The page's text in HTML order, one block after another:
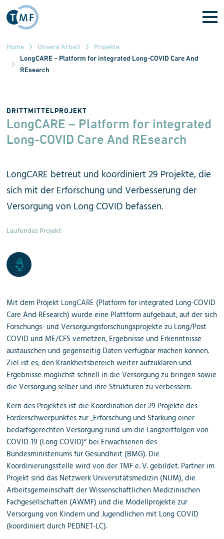
Direkt zum Inhalt
Home Unsere Arbeit
Projekte
LongCARE – Platform for integrated Long-COVID Care And
REsearch
DRITTMITTELPROJEKT
LongCARE – Platform for integrated
Long-COVID Care And REsearch
LongCARE betreut und koordiniert 29 Projekte, die
sich mit der Erforschung und Verbes­serung der
Versorgung von Long COVID befassen.
Laufendes Projekt
Mit dem Projekt LongCARE (Platform for integrated Long-COVID
Care And REsearch) wurdeeine Plattform aufgebaut, auf der sich
Forschungs- und Versorgungsforschungsprojekte zu Long/Post
COVID und ME/CFS vernetzen, Ergebnisse und Erkenntnisse
austauschen und gegenseitig Daten verfügbar machen können.
Ziel ist es, den Krankheitsbereich weiter aufzuklären und
Ergebnisse möglichst schnell in die Versorgung zu bringen sowie
die Versorgung selber und ihre Strukturen zu verbessern.
Kern des Projektes ist die Koordination der 29 Projekte des
Förderschwerpunktes zur „Erforschung und Stärkung einer
bedarfsgerechten Versorgung rund um die Langzeitfolgen von
COVID-19 (Long COVID)“ bei Erwachsenen des
Bundesministeriums für Gesundheit (BMG). Die
Koordinierungsstelle wird von der TMF e. V. gebildet. Partner im
Projekt sind das Netzwerk Universitätsmedizin (NUM), die
Arbeitsgemeinschaft der Wissenschaftlichen Medizinischen
Fachgesellschaften (AWMF) und die Modellprojekte zur
Versorgung von Kindern und Jugendlichen mit Long COVID
(koordiniert durch PEDNET-LC).